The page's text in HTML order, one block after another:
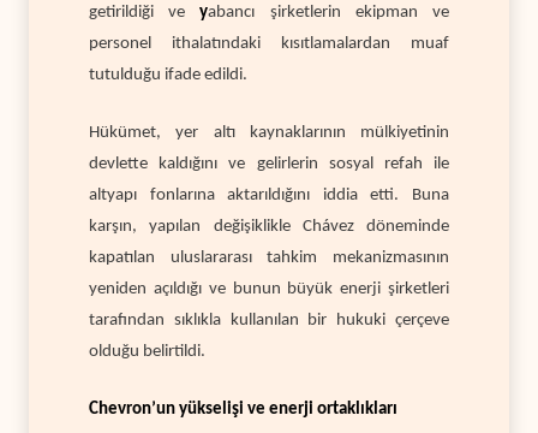
getirildiği
ve yabancı şirketlerin ekipman ve
personel ithalatındaki kısıtlamalardan muaf
tutulduğu ifade edildi.
Hükümet, yer altı kaynaklarının mülkiyetinin
devlette kaldığını ve gelirlerin sosyal refah ile
altyapı fonlarına aktarıldığını iddia etti. Buna
karşın, yapılan değişiklikle Chávez döneminde
kapatılan uluslararası tahkim mekanizmasının
yeniden açıldığı ve bunun büyük enerji şirketleri
tarafından sıklıkla kullanılan bir hukuki çerçeve
olduğu belirtildi.
Chevron’un yükselişi ve enerji ortaklıkları